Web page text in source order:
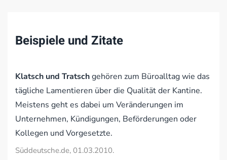
Beispiele und Zitate
Klatsch und Tratschgehören zum Büroalltag wie das
tägliche Lamentieren über die Qualität der Kantine.
Meistens geht es dabei um Veränderungen im
Unternehmen, Kündigungen, Beförderungen oder
Kollegen und Vorgesetzte.
Süddeutsche.de, 01.03.2010.